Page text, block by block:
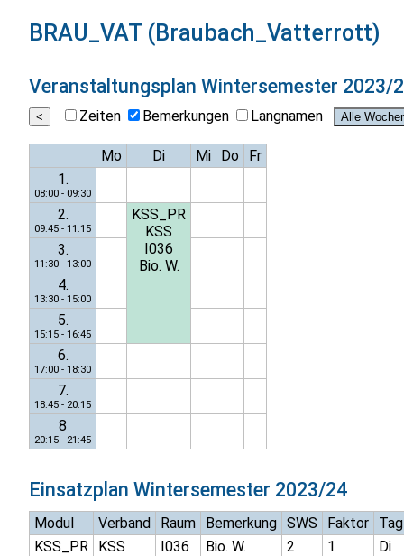
BRAU_VAT (Braubach_Vatterrott)
Veranstaltungsplan Wintersemester 2023/
Zeiten Bemerkungen Langnamen
Mo Di Mi Do
Fr
1.
08:00 - 09:30
2.
09:45 - 11:15
KSS_PR
KSS
I036
Bio. W.
3.
11:30 - 13:00
4.
13:30 - 15:00
5.
15:15 - 16:45
6.
17:00 - 18:30
7.
18:45 - 20:15
8
20:15 - 21:45
Einsatzplan Wintersemester 2023/24
Modul Verband Raum Bemerkung SWS Faktor
Tag
KSS_PR
KSS I036 Bio. W. 2 1
Di